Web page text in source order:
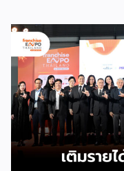
2026 ให้แก่ผู้ประกอบธุร
ของกรมฯ นายพูนพง
การค้า กระทรวงพาณิช
“งานแฟรนไชส์ เอ็กซ์โป
โป (Franchise Expo
เป็นงานแสดงธุรกิจแฟ
คอร์ปอเรชัน จำกัด เพื่อ
เจ้าของธุรกิจที่ต้องการ